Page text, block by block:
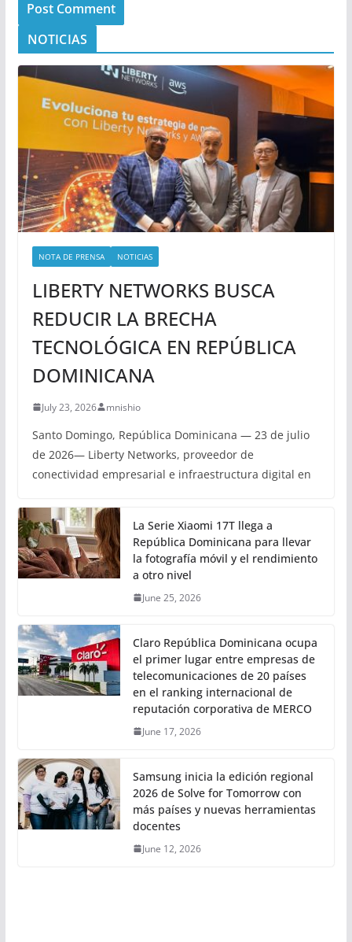
NOTICIAS
NOTA DE PRENSA NOTICIAS
LIBERTY NETWORKS BUSCA
REDUCIR LA BRECHA
TECNOLÓGICA EN REPÚBLICA
DOMINICANA
July 23, 2026 mnishio
Santo Domingo, República Dominicana — 23 de julio
de 2026— Liberty Networks, proveedor de
conectividad empresarial e infraestructura digital en
La Serie Xiaomi 17T llega a
República Dominicana para llevar
la fotografía móvil y el rendimiento
a otro nivel
June 25, 2026
Claro República Dominicana ocupa
el primer lugar entre empresas de
telecomunicaciones de 20 países
en el ranking internacional de
reputación corporativa de MERCO
June 17, 2026
Samsung inicia la edición regional
2026 de Solve for Tomorrow con
más países y nuevas herramientas
docentes
June 12, 2026